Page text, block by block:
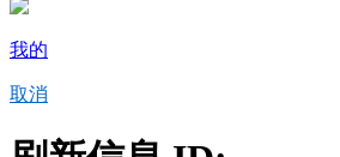
我的
取消